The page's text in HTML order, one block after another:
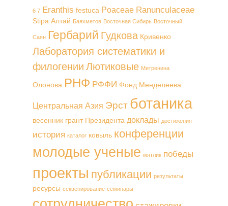
6 7 Eranthis festuca Poaceae Ranunculaceae
Stipa Алтай Баяхметов Восточная Сибирь Восточный
Саян Гербарий Гудкова Кривенко
Лаборатория систематики и
филогении Лютиковые Митренина
Олонова РНФ РФФИ Фонд Менделеева
Центральная Азия Эрст ботаника
весенник грант Президента доклады достижения
история каталог ковыль конференции
молодые ученые мятлик победы
проекты публикации результаты
ресурсы секвенирование семинары